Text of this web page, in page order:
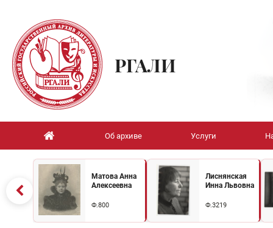
РГАЛИ
Об архиве Услуги
Матова Анна
Алексеевна
Ф.800
Лиснянская
Инна Львовна
Ф.3219